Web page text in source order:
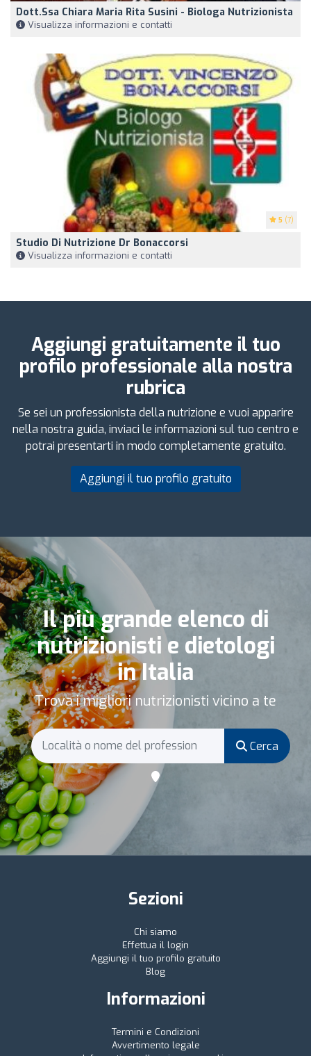
Dott.ssa Chiara Maria Rita Susini - Biologa Nutrizionista
Visualizza informazioni e contatti
5 (7)
Studio Di Nutrizione Dr Bonaccorsi
Visualizza informazioni e contatti
Aggiungi gratuitamente il tuo
profilo professionale alla nostra
rubrica
Se sei un professionista della nutrizione e vuoi apparire
nella nostra guida, inviaci le informazioni sul tuo centro e
potrai presentarti in modo completamente gratuito.
Aggiungi il tuo profilo gratuito
Il più grande elenco di
nutrizionisti e dietologi
in Italia
Trova i migliori nutrizionisti vicino a te
Cerca
Sezioni
Chi siamo
Effettua il login
Aggiungi il tuo profilo gratuito
Blog
Informazioni
Termini e Condizioni
Avvertimento legale